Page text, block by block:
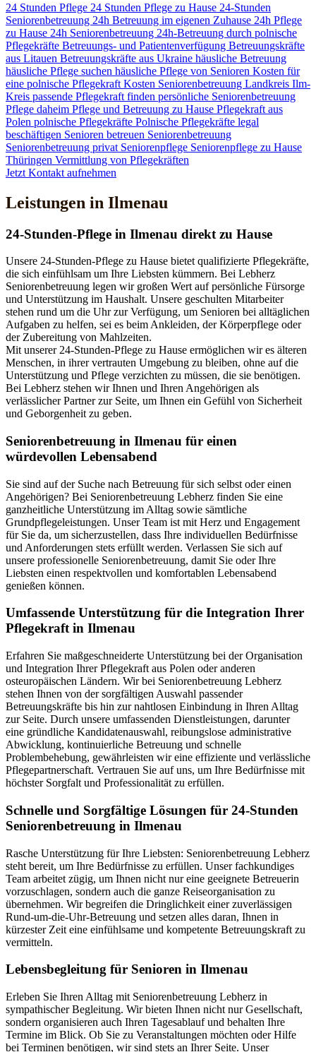
24 Stunden Pflege 24 Stunden Pflege zu Hause 24-Stunden
Seniorenbetreuung 24h Betreuung im eigenen Zuhause 24h Pflege
zu Hause 24h Seniorenbetreuung 24h-Betreuung durch polnische
Pflegekräfte Betreuungs- und Patientenverfügung Betreuungskräfte
aus Litauen Betreuungskräfte aus Ukraine häusliche Betreuung
häusliche Pflege suchen häusliche Pflege von Senioren Kosten für
eine polnische Pflegekraft Kosten Seniorenbetreuung Landkreis Ilm-
Kreis passende Pflegekraft finden persönliche Seniorenbetreuung
Pflege daheim Pflege und Betreuung zu Hause Pflegekraft aus
Polen polnische Pflegekräfte Polnische Pflegekräfte legal
beschäftigen Senioren betreuen Seniorenbetreuung
Seniorenbetreuung privat Seniorenpflege Seniorenpflege zu Hause
Thüringen Vermittlung von Pflegekräften
Jetzt Kontakt aufnehmen
Leistungen in Ilmenau
24-Stunden-Pflege in Ilmenau direkt zu Hause
Unsere 24-Stunden-Pflege zu Hause bietet qualifizierte Pflegekräfte,
die sich einfühlsam um Ihre Liebsten kümmern. Bei Lebherz
Seniorenbetreuung legen wir großen Wert auf persönliche Fürsorge
und Unterstützung im Haushalt. Unsere geschulten Mitarbeiter
stehen rund um die Uhr zur Verfügung, um Senioren bei alltäglichen
Aufgaben zu helfen, sei es beim Ankleiden, der Körperpflege oder
der Zubereitung von Mahlzeiten.
Mit unserer 24-Stunden-Pflege zu Hause ermöglichen wir es älteren
Menschen, in ihrer vertrauten Umgebung zu bleiben, ohne auf die
Unterstützung und Pflege verzichten zu müssen, die sie benötigen.
Bei Lebherz stehen wir Ihnen und Ihren Angehörigen als
verlässlicher Partner zur Seite, um Ihnen ein Gefühl von Sicherheit
und Geborgenheit zu geben.
Senioren­betreuung in Ilmenau für einen
würdevollen Lebensabend
Sie sind auf der Suche nach Betreuung für sich selbst oder einen
Angehörigen? Bei Seniorenbetreuung Lebherz finden Sie eine
ganzheitliche Unterstützung im Alltag sowie sämtliche
Grundpflegeleistungen. Unser Team ist mit Herz und Engagement
für Sie da, um sicherzustellen, dass Ihre individuellen Bedürfnisse
und Anforderungen stets erfüllt werden. Verlassen Sie sich auf
unsere professionelle Seniorenbetreuung, damit Sie oder Ihre
Liebsten einen respektvollen und komfortablen Lebensabend
genießen können.
Umfassende Unterstützung für die Integration Ihrer
Pflegekraft in Ilmenau
Erfahren Sie maßgeschneiderte Unterstützung bei der Organisation
und Integration Ihrer Pflegekraft aus Polen oder anderen
osteuropäischen Ländern. Wir bei Seniorenbetreuung Lebherz
stehen Ihnen von der sorgfältigen Auswahl passender
Betreuungskräfte bis hin zur nahtlosen Einbindung in Ihren Alltag
zur Seite. Durch unsere umfassenden Dienstleistungen, darunter
eine gründliche Kandidatenauswahl, reibungslose administrative
Abwicklung, kontinuierliche Betreuung und schnelle
Problembehebung, gewährleisten wir eine effiziente und verlässliche
Pflegepartnerschaft. Vertrauen Sie auf uns, um Ihre Bedürfnisse mit
höchster Sorgfalt und Professionalität zu erfüllen.
Schnelle und Sorgfältige Lösungen für 24-Stunden
Seniorenbetreuung in Ilmenau
Rasche Unterstützung für Ihre Liebsten: Seniorenbetreuung Lebherz
steht bereit, um Ihre Bedürfnisse zu erfüllen. Unser fachkundiges
Team arbeitet zügig, um Ihnen nicht nur eine geeignete Betreuerin
vorzuschlagen, sondern auch die ganze Reiseorganisation zu
übernehmen. Wir begreifen die Dringlichkeit einer zuverlässigen
Rund-um-die-Uhr-Betreuung und setzen alles daran, Ihnen in
kürzester Zeit eine einfühlsame und kompetente Betreuungskraft zu
vermitteln.
Lebensbegleitung für Senioren in Ilmenau
Erleben Sie Ihren Alltag mit Seniorenbetreuung Lebherz in
sympathischer Begleitung. Wir bieten Ihnen nicht nur Gesellschaft,
sondern organisieren auch Ihren Tagesablauf und behalten Ihre
Termine im Blick. Ob Sie zu Veranstaltungen möchten oder Hilfe
bei Terminen benötigen, wir sind stets an Ihrer Seite. Unser